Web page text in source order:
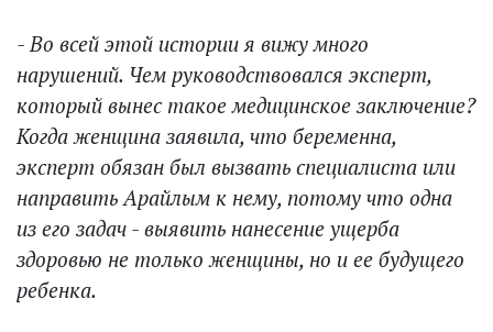
- Во всей этой истории я вижу много
нарушений. Чем руководствовался эксперт,
который вынес такое медицинское заключение?
Когда женщина заявила, что беременна,
эксперт обязан был вызвать специалиста или
направить Арайлым к нему, потому что одна
из его задач - выявить нанесение ущерба
здоровью не только женщины, но и ее будущего
ребенка.